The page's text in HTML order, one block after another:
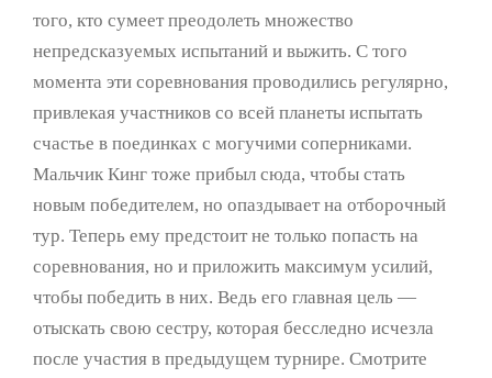
того, кто сумеет преодолеть множество
непредсказуемых испытаний и выжить. С того
момента эти соревнования проводились регулярно,
привлекая участников со всей планеты испытать
счастье в поединках с могучими соперниками.
Мальчик Кинг тоже прибыл сюда, чтобы стать
новым победителем, но опаздывает на отборочный
тур. Теперь ему предстоит не только попасть на
соревнования, но и приложить максимум усилий,
чтобы победить в них. Ведь его главная цель —
отыскать свою сестру, которая бесследно исчезла
после участия в предыдущем турнире. Смотрите